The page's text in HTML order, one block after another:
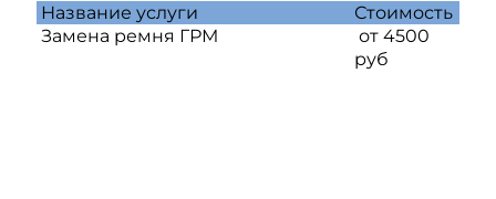
Название услуги
Стоимость
Замена ремня ГРМ
от 4500
руб